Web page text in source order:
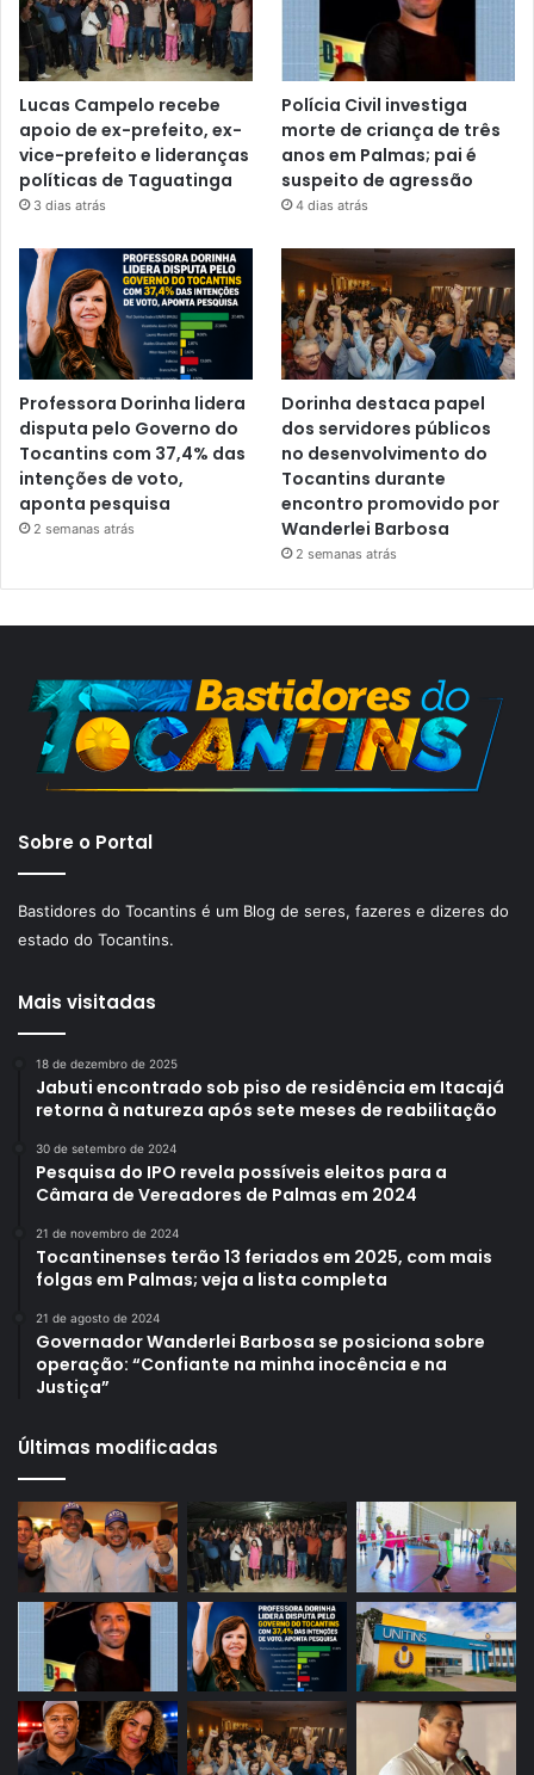
Lucas Campelo recebe
apoio de ex-prefeito, ex-
vice-prefeito e lideranças
políticas de Taguatinga
3 dias atrás
Polícia Civil investiga
morte de criança de três
anos em Palmas; pai é
suspeito de agressão
4 dias atrás
Professora Dorinha lidera
disputa pelo Governo do
Tocantins com 37,4% das
intenções de voto,
aponta pesquisa
2 semanas atrás
Dorinha destaca papel
dos servidores públicos
no desenvolvimento do
Tocantins durante
encontro promovido por
Wanderlei Barbosa
2 semanas atrás
Sobre o Portal
Bastidores do Tocantins é um Blog de seres, fazeres e dizeres do
estado do Tocantins.
Mais visitadas
18 de dezembro de 2025
Jabuti encontrado sob piso de residência em Itacajá
retorna à natureza após sete meses de reabilitação
30 de setembro de 2024
Pesquisa do IPO revela possíveis eleitos para a
Câmara de Vereadores de Palmas em 2024
21 de novembro de 2024
Tocantinenses terão 13 feriados em 2025, com mais
folgas em Palmas; veja a lista completa
21 de agosto de 2024
Governador Wanderlei Barbosa se posiciona sobre
operação: “Confiante na minha inocência e na
Justiça”
Últimas modificadas